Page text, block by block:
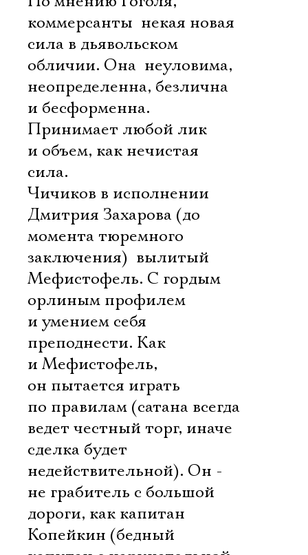
коммерсанты  некая новая
сила в дьявольском
обличии. Она  неуловима,
неопределенна, безлична
и бесформенна.
Принимает любой лик
и объем, как нечистая
сила.
Чичиков в исполнении
Дмитрия Захарова (до
момента тюремного
заключения)  вылитый
Мефистофель. С гордым
орлиным профилем
и умением себя
преподнести. Как
и Мефистофель,
он пытается играть
по правилам (сатана всегда
ведет честный торг, иначе
сделка будет
недействительной). Он -
не грабитель с большой
дороги, как капитан
Копейкин (бедный